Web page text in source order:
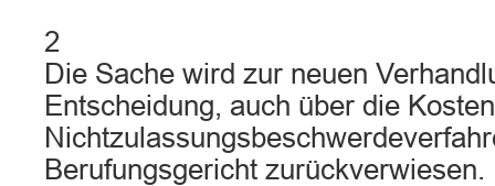
2
Die Sache wird zur neuen
Entscheidung, auch über die
Berufungsgericht zurückverwiesen.